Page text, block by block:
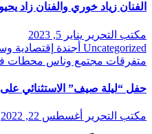
الفنان زياد خوري والفنان زاد
مكتب التحرير يناير 5, 2023
Uncategorized أجندة إقتصادية
متفرقات مجتمع وناس محطات
حفل “ليلة صيف” الاستثنائي
مكتب التحرير أغسطس 22, 2022